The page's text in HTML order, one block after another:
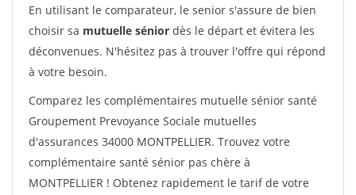
En utilisant le comparateur, le senior s'assure de bien
choisir sa mutuelle sénior dès le départ et évitera les
déconvenues. N'hésitez pas à trouver l'offre qui répond
à votre besoin.
Comparez les complémentaires mutuelle sénior santé
Groupement Prevoyance Sociale mutuelles
d'assurances 34000 MONTPELLIER. Trouvez votre
complémentaire santé sénior pas chère à
MONTPELLIER ! Obtenez rapidement le tarif de votre